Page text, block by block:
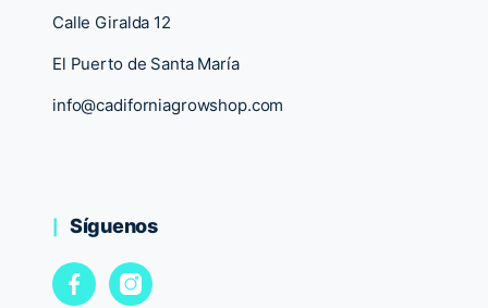
Calle Giralda 12
El Puerto de Santa María
info@cadiforniagrowshop.com
Síguenos